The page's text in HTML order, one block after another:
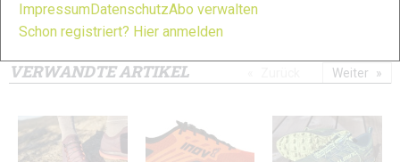
13
© Bilder 1 - 14: Felgenhauer;
VERWANDTE ARTIKEL Weiter
Impressum DatenschutzAbo verwalten
Schon registriert? Hier anmelden